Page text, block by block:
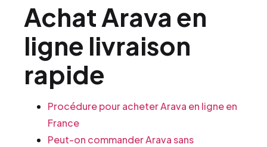
Achat Arava en
ligne livraison
rapide
Procédure pour acheter Arava en ligne en
France
Peut-on commander Arava sans